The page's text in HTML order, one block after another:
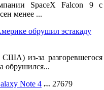
SpaceX Falcon 9 с
менее ...
обрушил эстакаду
из-за разгоревшегося
обрушился...
Note 4
27679